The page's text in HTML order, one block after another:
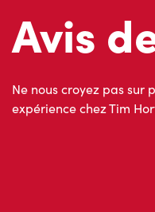
Avis
Ne nous croyez pas sur
expérience chez Tim